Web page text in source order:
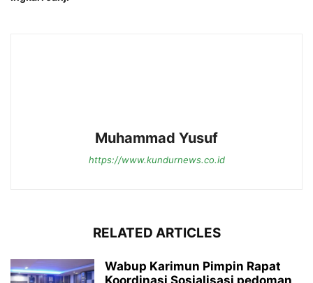
Muhammad Yusuf
https://www.kundurnews.co.id
RELATED ARTICLES
Wabup Karimun Pimpin Rapat